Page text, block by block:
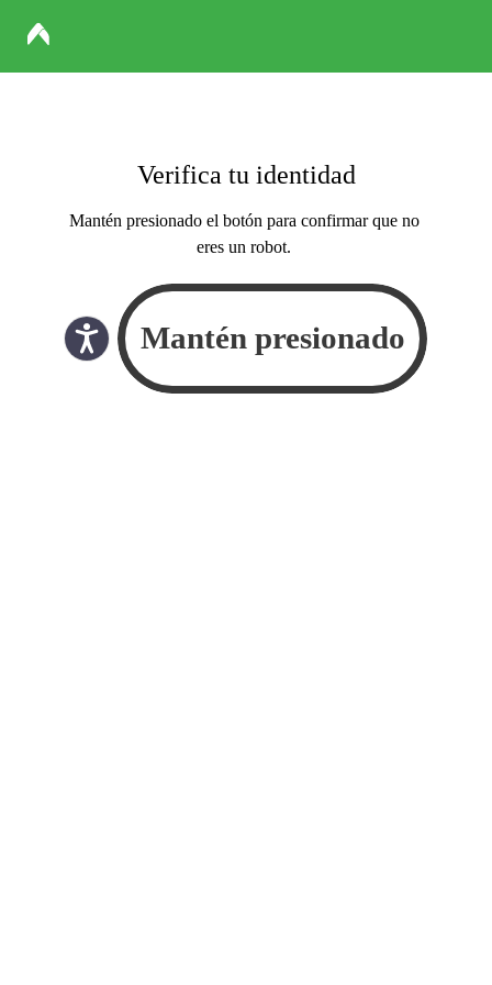
Verifica tu identidad
Mantén presionado el botón para confirmar que no
eres un robot.